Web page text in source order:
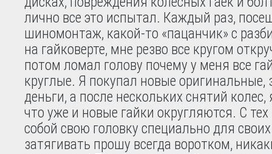
лично все это испытал. Каждый раз,
шиномонтаж, какой-то «пацанчик» с
на гайковерте, мне резво все кругом
потом ломал голову почему у меня все
круглые. Я покупал новые оригинальные,
деньги, а после нескольких снятий
что уже и новые гайки округляются. С
собой свою головку специально для своих
затягивать прошу всегда воротком,